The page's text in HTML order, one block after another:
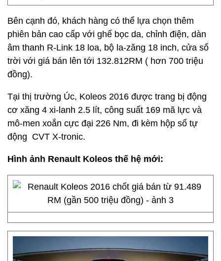
Bên cạnh đó, khách hàng có thể lựa chọn thêm
phiên bản cao cấp với ghế bọc da, chỉnh điện, dàn
âm thanh R-Link 18 loa, bộ la-zăng 18 inch, cửa sổ
trời với giá bán lên tới 132.812RM ( hơn 700 triệu
đồng).
Tại thị trường Úc, Koleos 2016 được trang bị động
cơ xăng 4 xi-lanh 2.5 lít, công suất 169 mã lực và
mô-men xoắn cực đại 226 Nm, đi kèm hộp số tự
động CVT X-tronic.
Hình ảnh Renault Koleos thế hệ mới: